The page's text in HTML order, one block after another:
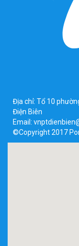
Địa chỉ: Tổ 10
Điện Biên
Email:
©Copyright 2017